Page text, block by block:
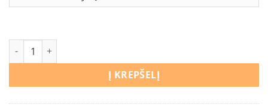
produkto kiekis: Kelnės Dinozaurai
Į KREPŠELĮ